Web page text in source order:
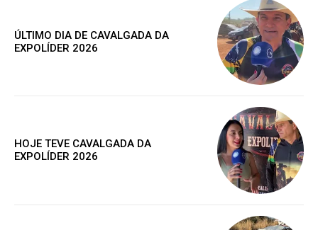
ÚLTIMO DIA DE CAVALGADA DA
EXPOLÍDER 2026
HOJE TEVE CAVALGADA DA
EXPOLÍDER 2026